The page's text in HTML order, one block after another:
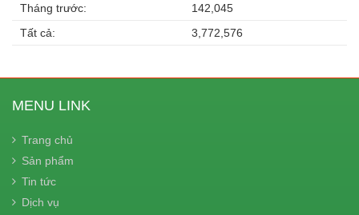
Tháng trước:
142,045
Tất cả:
3,772,576
MENU LINK
Trang chủ
Sản phẩm
Tin tức
Dịch vụ